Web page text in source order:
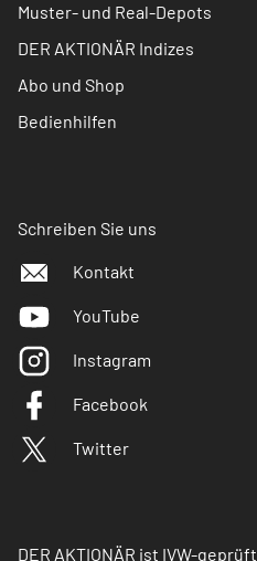
Muster- und Real-Depots
DER AKTIONÄR Indizes
Abo und Shop
Bedienhilfen
Schreiben Sie uns
Kontakt
YouTube
Instagram
Facebook
Twitter
DER AKTIONÄR ist IVW-geprüft